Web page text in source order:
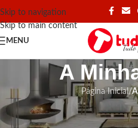
Skip to navigation
Skip to main content
MENU
A
Página Inicial/
nova conta